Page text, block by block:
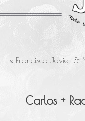
« Francisco Javier &
Carlos +